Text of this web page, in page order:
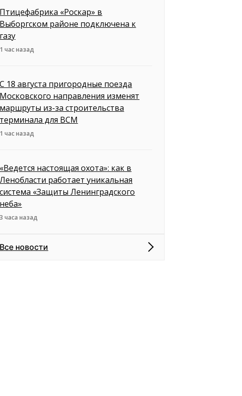
Птицефабрика «Роскар» в
Выборгском районе подключена к
газу
1 час назад
С 18 августа пригородные поезда
Московского направления изменят
маршруты из-за строительства
терминала для ВСМ
1 час назад
«Ведется настоящая охота»: как в
Ленобласти работает уникальная
система «Защиты Ленинградского
неба»
3 часа назад
Все новости